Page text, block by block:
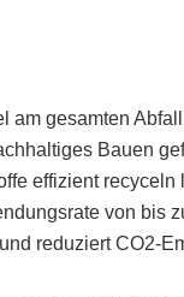
am gesamten
Bauen
effizient recyceln
von bis
reduziert CO2-